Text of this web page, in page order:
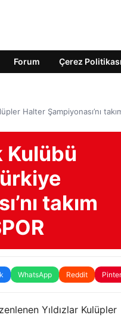
Forum Çerez Politikası
Halter Şampiyonası’nı
Kulübü
takım
WhatsApp Reddit
Yıldızlar Kulüpler